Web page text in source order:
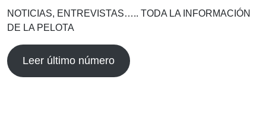
NOTICIAS, ENTREVISTAS….. TODA LA INFORMACIÓN
DE LA PELOTA
Leer último número